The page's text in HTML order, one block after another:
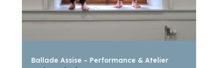
Ballade Assise – Performance & Atelier